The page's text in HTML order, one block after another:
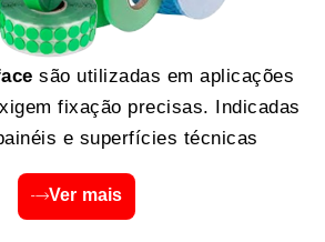
são utilizadas em aplicações
fixação precisas. Indicadas
e superfícies técnicas
Ver mais